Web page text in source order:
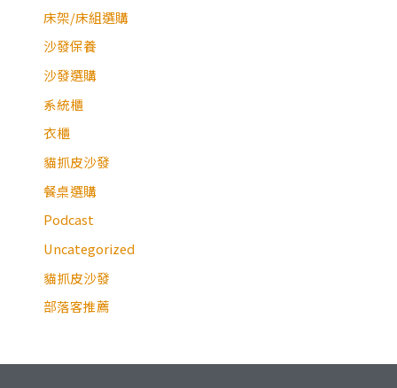
床架/床組選購
沙發保養
沙發選購
系統櫃
衣櫃
貓抓皮沙發
餐桌選購
Podcast
Uncategorized
貓抓皮沙發
部落客推薦